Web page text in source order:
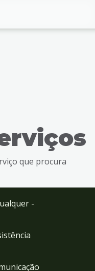
que procura
-